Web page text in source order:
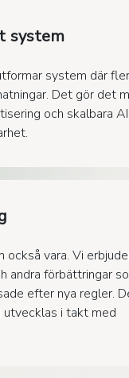
system
system där
Det gör det
och skalbara
vara. Vi
andra förbättringar
efter nya regler.
i takt med